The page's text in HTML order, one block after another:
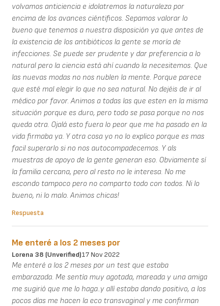
volvamos anticiencia e idolatremos la naturaleza por
encima de los avances ciéntificos. Sepamos valorar lo
bueno que tenemos a nuestra disposición ya que antes de
la existencia de los antibióticos la gente se moría de
infecciones. Se puede ser prudente y dar preferencia a lo
natural pero la ciencia está ahí cuando la necesitemos. Que
las nuevas modas no nos nublen la mente. Porque parece
que esté mal elegir lo que no sea natural. No dejéis de ir al
médico por favor. Animos a todas las que esten en la misma
situación porque es duro, pero todo se pasa porque no nos
queda otra. Ojalá esto fuera lo peor que me ha pasado en la
vida firmaba ya. Y otra cosa yo no lo explico porque es mas
facil superarlo si no nos autocompadecemos. Y als
muestras de apoyo de la gente generan eso. Obviamente sí
la familia cercana, pero al resto no le interesa. No me
escondo tampoco pero no comparto todo con todos. Ni lo
bueno, ni lo malo. Animos chicas!
Respuesta
Me enteré a los 2 meses por
Lorena 38 (unverified)17 Nov 2022
Me enteré a los 2 meses por un test que estaba
embarazada. Me sentía muy agotada, mareada y una amiga
me sugirió que me lo haga..y allí estaba dando positivo, a los
pocos días me hacen la eco transvaginal y me confirman